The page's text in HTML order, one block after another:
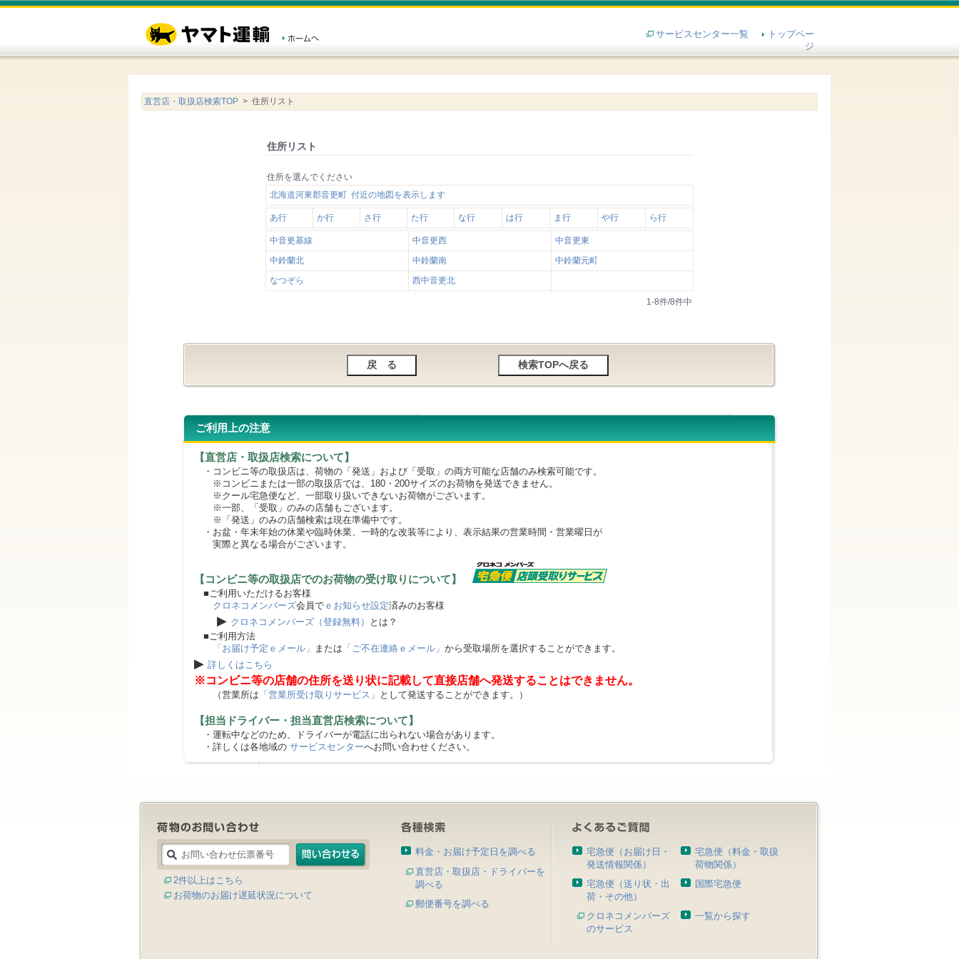
サービスセンター一覧
トップペー
ジ
直営店・取扱店検索TOP > 住所リスト
住所リスト
住所を選んでください
北海道河東郡音更町 付近の地図を表示します
あ行 か行 さ行 た行 な行 は行 ま行 や行 ら行
中音更基線 中音更西
中音更東
中鈴蘭北
中鈴蘭南
中鈴蘭元町
なつぞら
西中音更北
1-8件/8件中
ご利用上の注意
【直営店・取扱店検索について】
・コンビニ等の取扱店は、荷物の「発送」および「受取」の両方可能な店舗のみ検索可能です。
※コンビニまたは一部の取扱店では、180・200サイズのお荷物を発送できません。
※クール宅急便など、一部取り扱いできないお荷物がございます。
※一部、「受取」のみの店舗もございます。
※「発送」のみの店舗検索は現在準備中です。
・お盆・年末年始の休業や臨時休業、一時的な改装等により、表示結果の営業時間・営業曜日が
実際と異なる場合がございます。
【コンビニ等の取扱店でのお荷物の受け取りについて】
■ご利用いただけるお客様
クロネコメンバーズ会員で ｅお知らせ設定済みのお客様
▶ クロネコメンバーズ（登録無料）
とは？
■ご利用方法
「お届け予定ｅメール」 または 「ご不在連絡ｅメール」 から受取場所を選択することができます。
▶ 詳しくはこちら
※コンビニ等の店舗の住所を送り状に記載して直接店舗へ発送することはできません。
（営業所は 「営業所受け取りサービス」 として発送することができます。）
【担当ドライバー・担当直営店検索について】
・運転中などのため、ドライバーが電話に出られない場合があります。
・詳しくは各地域の サービスセンターへお問い合わせください。
2件以上はこちら
お荷物のお届け遅延状況について
料金・お届け予定日を調べる
直営店・取扱店・ドライバーを
調べる
郵便番号を調べる
宅急便（お届け日・
発送情報関係）
宅急便（料金・取扱
荷物関係）
宅急便（送り状・出
荷・その他）
国際宅急便
クロネコメンバーズ
のサービス
一覧から探す